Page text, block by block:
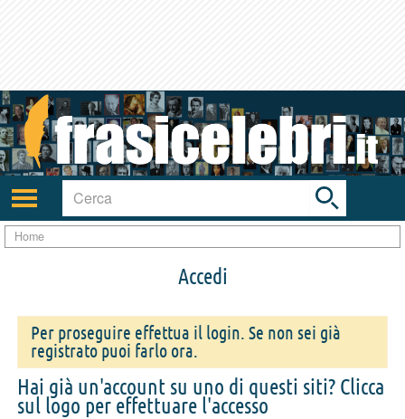
Attiva/disattiva
navigazione
Toggle
search
bar
Home
Accedi
Per proseguire effettua il login. Se non sei già
registrato puoi farlo ora.
Hai già un'account su uno di questi siti? Clicca
sul logo per effettuare l'accesso